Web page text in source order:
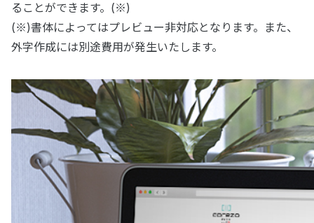
ることができます。(※)
(※)書体によってはプレビュー非対応となります。また、
外字作成には別途費用が発生いたします。